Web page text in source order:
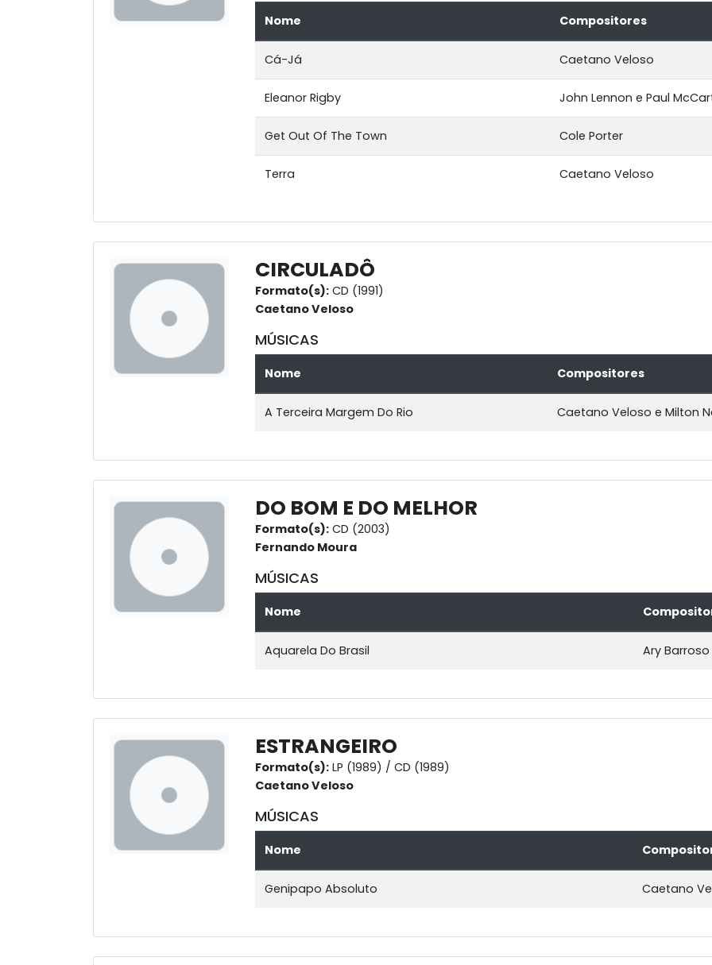
Nome Compositores
Cá-Já Caetano Veloso
Eleanor Rigby John Lennon e Paul
Get Out Of The Town Cole Porter
Terra Caetano Veloso
CIRCULADÔ
Formato(s): CD (1991)
Caetano Veloso
MÚSICAS
Nome Compositores
A Terceira Margem Do Rio Caetano Veloso e Milton
DO BOM E DO MELHOR
Formato(s): CD (2003)
Fernando Moura
MÚSICAS
Nome
Aquarela Do Brasil Ary Barroso
ESTRANGEIRO
Formato(s): LP (1989) / CD (1989)
Caetano Veloso
MÚSICAS
Nome
Genipapo Absoluto Caetano